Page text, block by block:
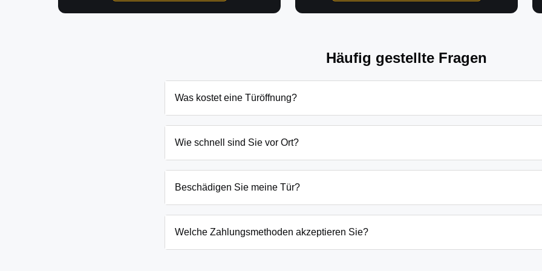
Häufig gestellte Fragen
Was kostet eine Türöffnung?
Schließanlage. Grundsätzlich beginnen unsere Preise bei 69€ tagsüber für einfache
Wie schnell sind Sie vor Ort?
eingesperrten Kindern oder laufenden Gefahrenquellen auch schneller.
Beschädigen Sie meine Tür?
absoluten Ausnahmefällen, wenn keine andere Möglichkeit besteht, müssen wir das
Welche Zahlungsmethoden akzeptieren Sie?